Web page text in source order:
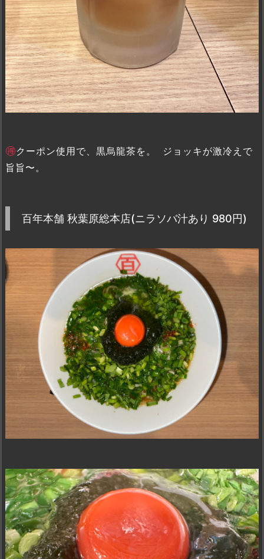
クーポン使用で、黒烏龍茶を。 ジョッキが激冷えで
旨旨〜。
百年本舗 秋葉原総本店(ニラソバ汁あり 980円)